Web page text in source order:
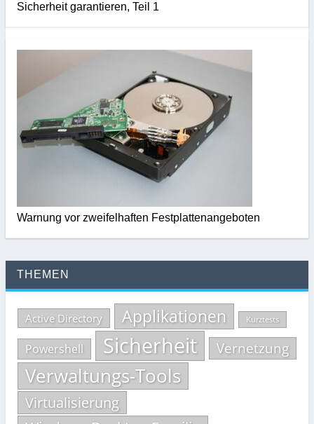
Sicherheit garantieren, Teil 1
Warnung vor zweifelhaften Festplattenangeboten
THEMEN
Active Directory Applikationen Kurztests
Powershell Sicherheit Vernetzung
Verwaltungs-Tools
Virtualisierung